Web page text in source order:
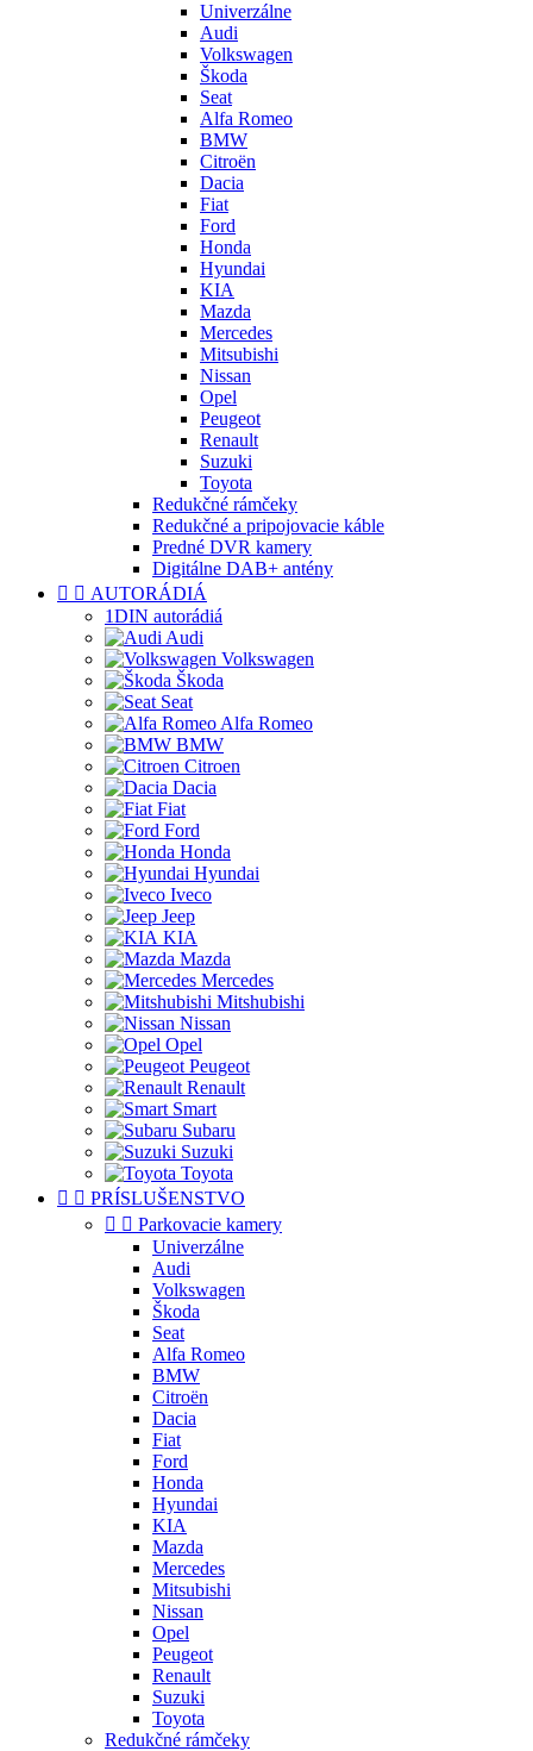
Univerzálne
Audi
Volkswagen
Škoda
Seat
Alfa Romeo
BMW
Citroën
Dacia
Fiat
Ford
Honda
Hyundai
KIA
Mazda
Mercedes
Mitsubishi
Nissan
Opel
Peugeot
Renault
Suzuki
Toyota
Redukčné rámčeky
Redukčné a pripojovacie káble
Predné DVR kamery
Digitálne DAB+ antény
  AUTORÁDIÁ
1DIN autorádiá
Audi
Volkswagen
Škoda
Seat
Alfa Romeo
BMW
Citroen
Dacia
Fiat
Ford
Honda
Hyundai
Iveco
Jeep
KIA
Mazda
Mercedes
Mitshubishi
Nissan
Opel
Peugeot
Renault
Smart
Subaru
Suzuki
Toyota
  PRÍSLUŠENSTVO
  Parkovacie kamery
Univerzálne
Audi
Volkswagen
Škoda
Seat
Alfa Romeo
BMW
Citroën
Dacia
Fiat
Ford
Honda
Hyundai
KIA
Mazda
Mercedes
Mitsubishi
Nissan
Opel
Peugeot
Renault
Suzuki
Toyota
Redukčné rámčeky